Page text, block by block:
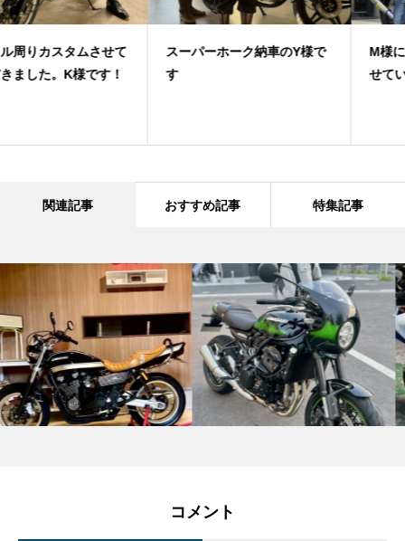
スーパーホーク納車のY様で
す
M様に素敵なお車をご納車さ
関連記事 おすすめ記事 特集記事
コメント